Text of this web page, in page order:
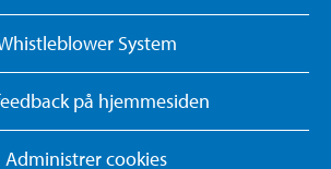
System
på hjemmesiden
Administrer cookies